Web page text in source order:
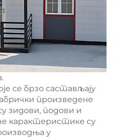
се брзо састављају
произведене
зидови, подови и
карактеристике су
у